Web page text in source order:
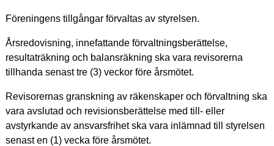
Föreningens tillgångar förvaltas av styrelsen.
Årsredovisning, innefattande förvaltningsberättelse,
resultaträkning och balansräkning ska vara revisorerna
tillhanda senast tre (3) veckor före årsmötet.
Revisorernas granskning av räkenskaper och förvaltning ska
vara avslutad och revisionsberättelse med till- eller
avstyrkande av ansvarsfrihet ska vara inlämnad till styrelsen
senast en (1) vecka före årsmötet.